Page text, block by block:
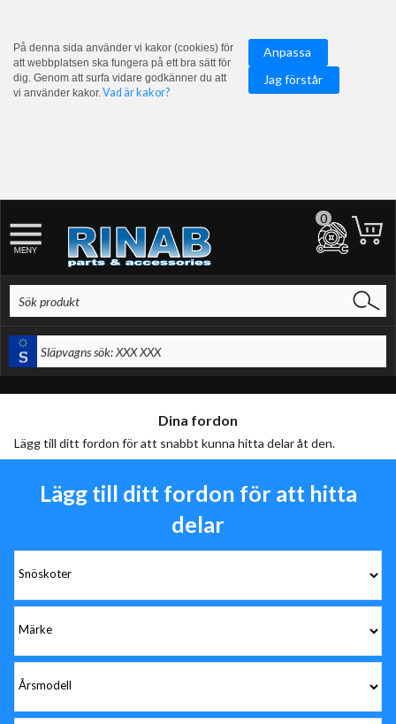
På denna sida använder vi kakor (cookies) för
att webbplatsen ska fungera på ett bra sätt för
dig. Genom att surfa vidare godkänner du att
vi använder kakor.Vad är kakor?
Anpassa
Jag förstår
0
Dina fordon
Lägg till ditt fordon för att snabbt kunna hitta delar åt den.
Lägg till ditt fordon för att hitta
delar